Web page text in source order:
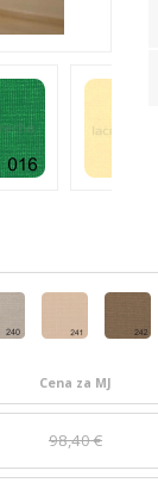
Cena za MJ
98,40 €